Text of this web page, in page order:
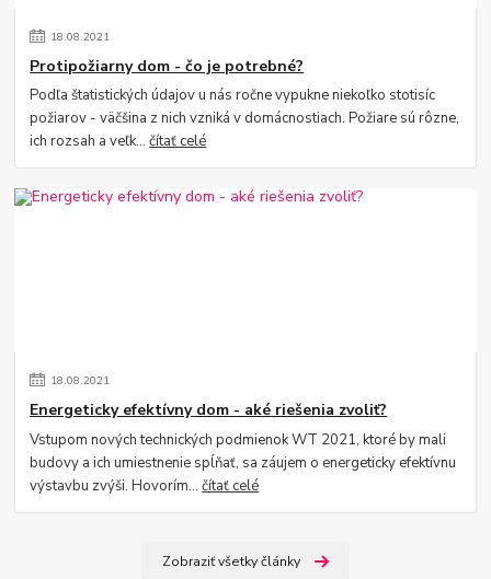
18.08.2021
Protipožiarny dom - čo je potrebné?
Podľa štatistických údajov u nás ročne vypukne niekoľko stotisíc
požiarov - väčšina z nich vzniká v domácnostiach. Požiare sú rôzne,
ich rozsah a veľk...čítať celé
18.08.2021
Energeticky efektívny dom - aké riešenia zvoliť?
Vstupom nových technických podmienok WT 2021, ktoré by mali
budovy a ich umiestnenie spĺňať, sa záujem o energeticky efektívnu
výstavbu zvýši. Hovorím...čítať celé
Zobraziť všetky články